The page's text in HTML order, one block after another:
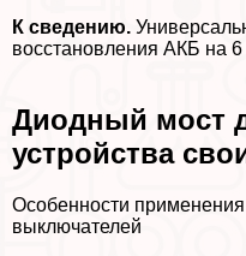
К сведению.
восстановления АКБ на 6
Диодный мост
устройства
Особенности
выключателей